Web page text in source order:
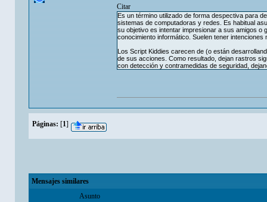
Citar
Es un término utilizado de forma despectiva para
sistemas de computadoras y redes. Es habitual
su objetivo es intentar impresionar a sus amigos o
conocimiento informático. Suelen tener
Los Script Kiddies carecen de (o están
de sus acciones. Como resultado, dejan rastros
con detección y contramedidas de seguridad,
Páginas: [1]
Mensajes similares
Asunto